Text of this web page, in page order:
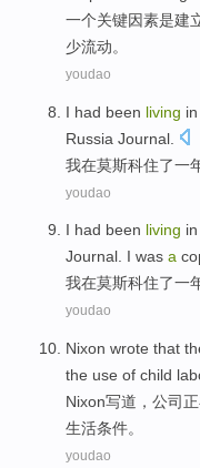
一个关键因素是建
少流动。
youdao
I had been living in
Russia Journal.
我在莫斯科住了一
youdao
I had been living in
Journal. I was a
我在莫斯科住了一
youdao
Nixon wrote that
the use of child
Nixon写道 ， 公司
生活条件。
youdao